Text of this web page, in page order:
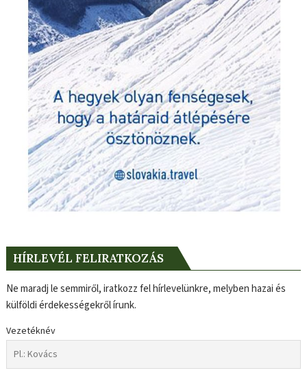
HÍRLEVÉL FELIRATKOZÁS
Ne maradj le semmiről, iratkozz fel hírlevelünkre, melyben hazai és
külföldi érdekességekről írunk.
Vezetéknév